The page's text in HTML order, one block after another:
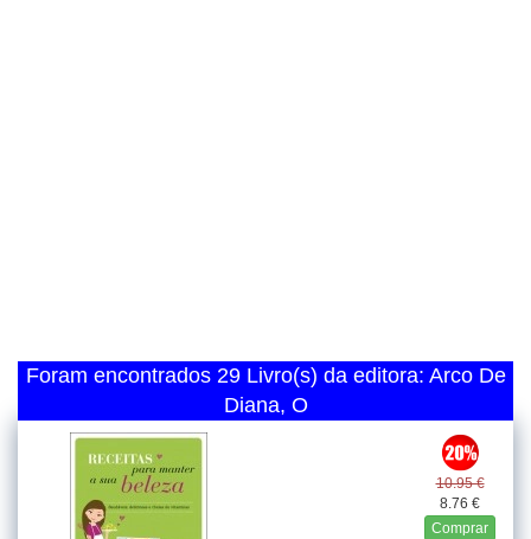
Foram encontrados 29 Livro(s) da editora: Arco De
Diana, O
10.95 €
8.76 €
Comprar